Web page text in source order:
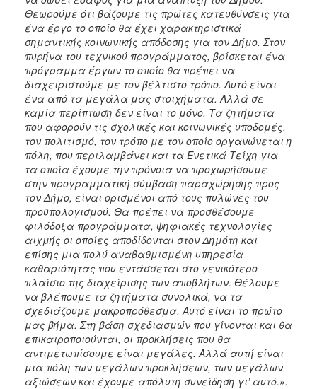
Θεωρούμε ότι βάζουμε τις πρώτες κατευθύνσεις για
ένα έργο το οποίο θα έχει χαρακτηριστικά
σημαντικής κοινωνικής απόδοσης για τον Δήμο. Στον
πυρήνα του τεχνικού προγράμματος, βρίσκεται ένα
πρόγραμμα έργων το οποίο θα πρέπει να
διαχειριστούμε με τον βέλτιστο τρόπο. Αυτό είναι
ένα από τα μεγάλα μας στοιχήματα. Αλλά σε
καμία περίπτωση δεν είναι το μόνο. Τα ζητήματα
που αφορούν τις σχολικές και κοινωνικές υποδομές,
τον πολιτισμό, τον τρόπο με τον οποίο οργανώνεται η
πόλη, που περιλαμβάνει και τα Ενετικά Τείχη για
τα οποία έχουμε την πρόνοια να προχωρήσουμε
στην προγραμματική σύμβαση παραχώρησης προς
τον Δήμο, είναι ορισμένοι από τους πυλώνες του
προϋπολογισμού. Θα πρέπει να προσθέσουμε
φιλόδοξα προγράμματα, ψηφιακές τεχνολογίες
αιχμής οι οποίες αποδίδονται στον Δημότη και
επίσης μια πολύ αναβαθμισμένη υπηρεσία
καθαριότητας που εντάσσεται στο γενικότερο
πλαίσιο της διαχείρισης των αποβλήτων. Θέλουμε
να βλέπουμε τα ζητήματα συνολικά, να τα
σχεδιάζουμε μακροπρόθεσμα. Αυτό είναι το πρώτο
μας βήμα. Στη βάση σχεδιασμών που γίνονται και θα
επικαιροποιούνται, οι προκλήσεις που θα
αντιμετωπίσουμε είναι μεγάλες. Αλλά αυτή είναι
μια πόλη των μεγάλων προκλήσεων, των μεγάλων
αξιώσεων και έχουμε απόλυτη συνείδηση γι’ αυτό.».